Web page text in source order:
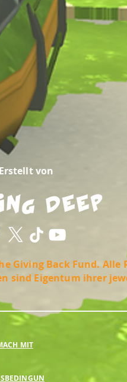
Erstellt von
Giving Back Fund. Alle
sind Eigentum ihrer
MIT